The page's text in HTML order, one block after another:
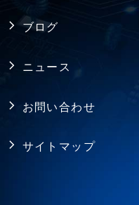
バックプレーン
ファクトリーオ
採用情報
ISO認証取得
ブログ
ニュース
お問い合わせ
サイトマップ